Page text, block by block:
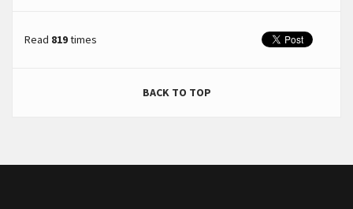
Read 819times
BACK TO TOP